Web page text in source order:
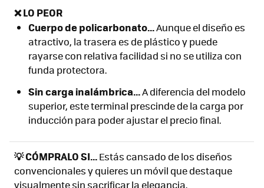
❌ LO PEOR
Cuerpo de policarbonato...Aunque el diseño es
atractivo, la trasera es de plástico y puede
rayarse con relativa facilidad si no se utiliza con
funda protectora.
Sin carga inalámbrica...A diferencia del modelo
superior, este terminal prescinde de la carga por
inducción para poder ajustar el precio final.
💡 CÓMPRALO SI...Estás cansado de los diseños
convencionales y quieres un móvil que destaque
visualmente sin sacrificar la elegancia.